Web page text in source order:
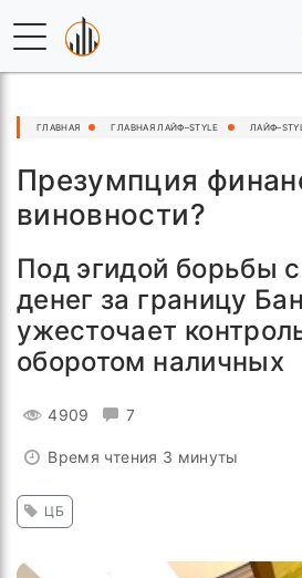
ГЛАВНАЯ ГЛАВНАЯ ЛАЙФ–STYLE
Презумпция
виновности?
Под эгидой борьбы
денег за границу
ужесточает
оборотом наличных
4909 7
Время чтения 3 минуты
ЦБ